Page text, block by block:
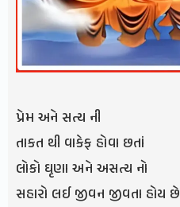
પ્રેમ અને સત્ય ની
તાકત થી વાકેફ હોવા છતાં
લોકો ઘૃણા અને અસત્ય નો
સહારો લઈ જીવન જીવતા હોય છે